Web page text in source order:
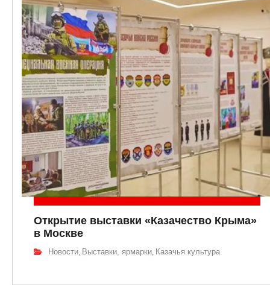
Открытие выставки «Казачество Крыма»
в Москве
Новости Выставки, ярмарки Казачья культура